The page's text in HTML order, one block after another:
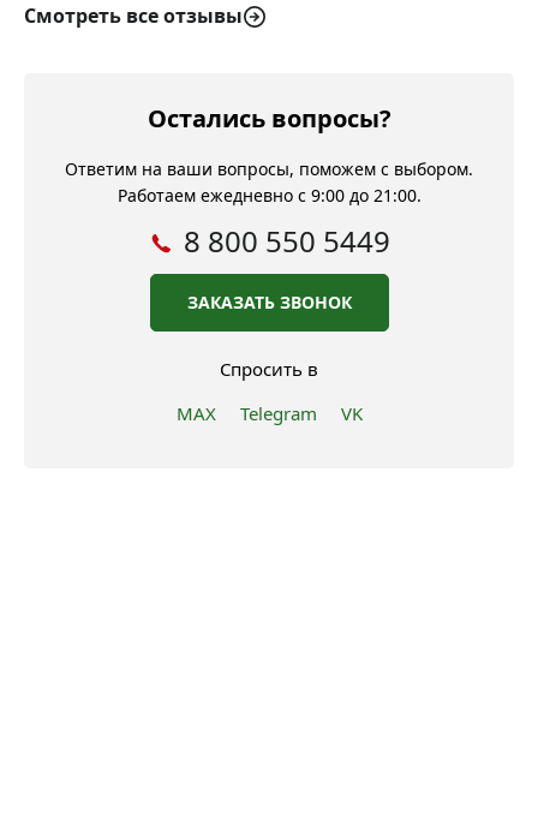
Смотреть все отзывы
Остались вопросы?
Ответим на ваши вопросы, поможем с выбором.
Работаем ежедневно с 9:00 до 21:00.
8 800 550 5449
ЗАКАЗАТЬ ЗВОНОК
Спросить в
MAX
Telegram VK